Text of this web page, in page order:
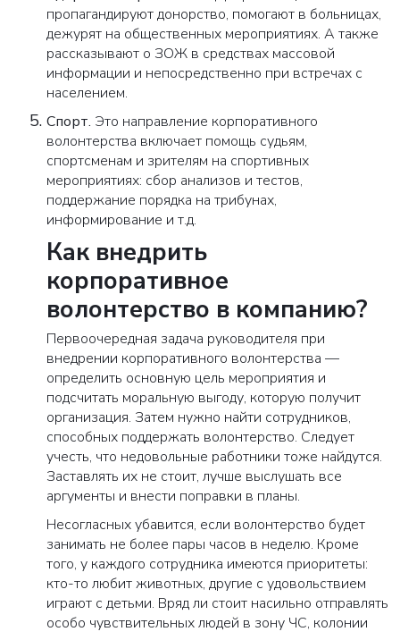
пропагандируют донорство, помогают в больницах,
дежурят на общественных мероприятиях. А также
рассказывают о ЗОЖ в средствах массовой
информации и непосредственно при встречах с
населением.
Спорт. Это направление корпоративного
волонтерства включает помощь судьям,
спортсменам и зрителям на спортивных
мероприятиях: сбор анализов и тестов,
поддержание порядка на трибунах,
информирование и т.д.
Как внедрить
корпоративное
волонтерство в компанию?
Первоочередная задача руководителя при
внедрении корпоративного волонтерства —
определить основную цель мероприятия и
подсчитать моральную выгоду, которую получит
организация. Затем нужно найти сотрудников,
способных поддержать волонтерство. Следует
учесть, что недовольные работники тоже найдутся.
Заставлять их не стоит, лучше выслушать все
аргументы и внести поправки в планы.
Несогласных убавится, если волонтерство будет
занимать не более пары часов в неделю. Кроме
того, у каждого сотрудника имеются приоритеты:
кто-то любит животных, другие с удовольствием
играют с детьми. Вряд ли стоит насильно отправлять
особо чувствительных людей в зону ЧС, колонии